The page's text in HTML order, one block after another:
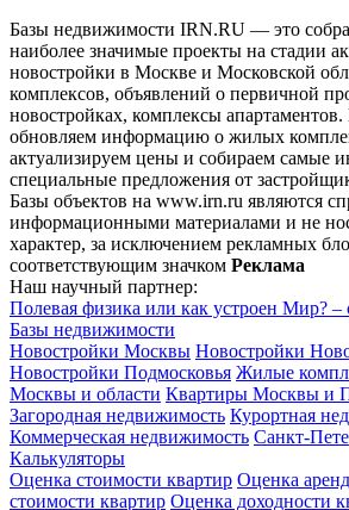
Базы недвижимости IRN.RU — это
наиболее значимые проекты на стадии
новостройки в Москве и Московской
комплексов, объявлений о первичной
новостройках, комплексы
обновляем информацию о жилых
актуализируем цены и собираем самые
специальные предложения от
Базы объектов на www.irn.ru являются
информационными материалами и не
характер, за исключением рекламных
соответствующим значком Реклама
Наш научный партнер:
Полевая физика или как устроен Мир?
Базы недвижимости
Новостройки Москвы Новостройки
Новостройки Подмосковья Жилые
Москвы и области Квартиры Москвы и
Загородная недвижимость Курортная
Коммерческая недвижимость Санкт-
Калькуляторы
Оценка стоимости квартир Оценка
стоимости квартир Оценка доходности